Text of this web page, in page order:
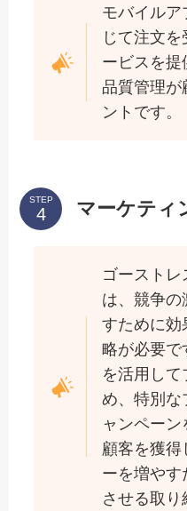
モバイルア
じて注文
ービスを提
品質管理が
ントです。
STEP マーケティ
ゴーストレ
は、競争の
すために効
略が必要で
を活用し
め、特別な
ャンペー
顧客を獲得
ーを増やす
させる取り